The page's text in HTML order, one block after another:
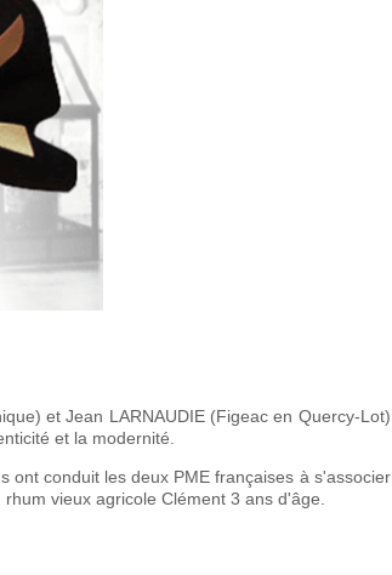
et Jean LARNAUDIE (Figeac en Quercy-Lot)
et la modernité.
ont conduit les deux PME françaises à s'associer
vieux agricole Clément 3 ans d'âge.